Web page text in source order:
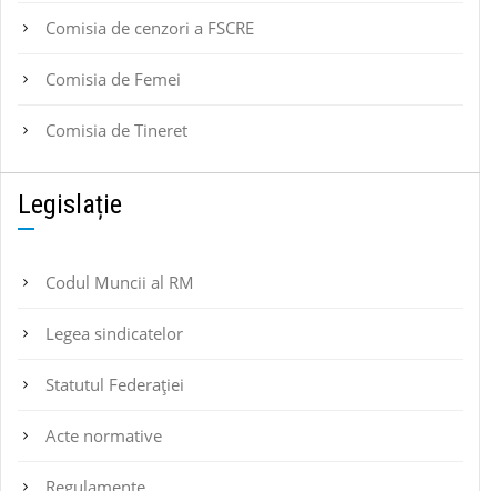
Comisia de cenzori a FSCRE
Comisia de Femei
Comisia de Tineret
Legislație
Codul Muncii al RM
Legea sindicatelor
Statutul Federaţiei
Acte normative
Regulamente